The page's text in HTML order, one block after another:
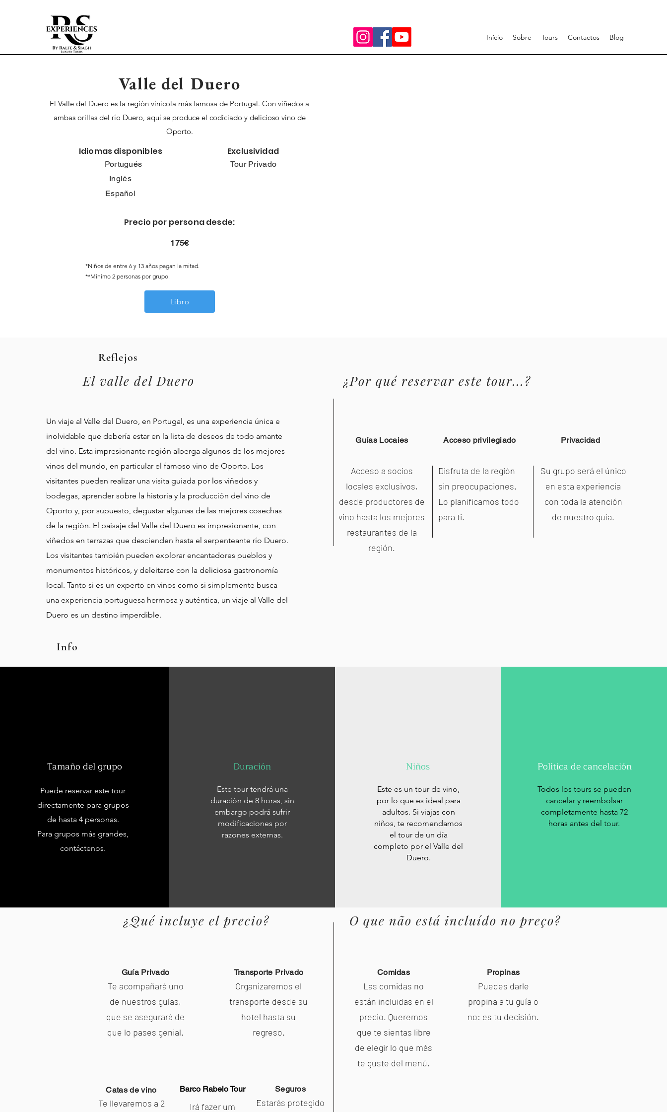
Início Sobre Tours Contactos Blog
Valle del Duero
El Valle del Duero es la región vinícola más famosa de Portugal. Con viñedos a
ambas orillas del río Duero, aquí se produce el codiciado y delicioso vino de
Oporto.
Idiomas disponibles
Portugués
Inglés
Español
Exclusividad
Tour Privado
Precio por persona desde:
175€
*Niños de entre 6 y 13 años pagan la mitad.
**Mínimo 2 personas por grupo.
Libro
El valle del Duero ¿Por qué reservar este tour...?
Un viaje al Valle del Duero, en Portugal, es una experiencia única e
inolvidable que debería estar en la lista de deseos de todo amante
del vino. Esta impresionante región alberga algunos de los mejores
vinos del mundo, en particular el famoso vino de Oporto. Los
visitantes pueden realizar una visita guiada por los viñedos y
bodegas, aprender sobre la historia y la producción del vino de
Oporto y, por supuesto, degustar algunas de las mejores cosechas
de la región. El paisaje del Valle del Duero es impresionante, con
viñedos en terrazas que descienden hasta el serpenteante río Duero.
Los visitantes también pueden explorar encantadores pueblos y
monumentos históricos, y deleitarse con la deliciosa gastronomía
local. Tanto si es un experto en vinos como si simplemente busca
una experiencia portuguesa hermosa y auténtica, un viaje al Valle del
Duero es un destino imperdible.
Guías Locaies Acceso privilegiado Privacidad
Acceso a socios
locales exclusivos,
desde productores de
vino hasta los mejores
restaurantes de la
región.
Disfruta de la región
sin preocupaciones.
Lo planificamos todo
para ti.
Su grupo será el único
en esta experiencia
con toda la atención
de nuestro guía.
Reflejos
Info
Tamaño del grupo
Puede reservar este tour
directamente para grupos
de hasta 4 personas.
Para grupos más grandes,
contáctenos.
Duración
Este tour tendrá una
duración de 8 horas, sin
embargo podrá sufrir
modificaciones por
razones externas.
Niños
Este es un tour de vino,
por lo que es ideal para
adultos. Si viajas con
niños, te recomendamos
el tour de un día
completo por el Valle del
Duero.
Política de cancelación
Todos los tours se pueden
cancelar y reembolsar
completamente hasta 72
horas antes del tour.
¿Qué incluye el precio?
Guía Privado
Te acompañará uno
de nuestros guías,
que se asegurará de
que lo pases genial.
Transporte Privado
Organizaremos el
transporte desde su
hotel hasta su
regreso.
Catas de vino Barco Rabelo Tour Seguros
Te llevaremos a 2 Estarás protegido
Irá fazer um
O que não está incluído no preço?
Comidas
Las comidas no
están incluidas en el
precio. Queremos
que te sientas libre
de elegir lo que más
te guste del menú.
Propinas
Puedes darle
propina a tu guía o
no: es tu decisión.